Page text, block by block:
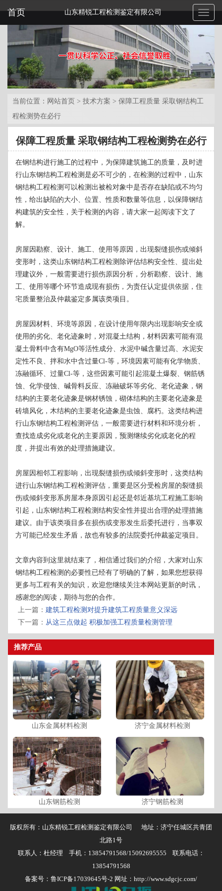
Toggle
首页 山东精锐工程检测鉴定有限公司
当前位置： 网站首页 > 技术方案 > 保障工程质量 采取钢结构工
程检测势在必行
保障工程质量 采取钢结构工程检测势在必行
在钢结构进行施工的过程中，为保障建筑施工的质量，及时进
行山东钢结构工程检测是必不可少的，在检测的过程中，山东
钢结构工程检测可以检测出被检对象中是否存在缺陷或不均匀
性，给出缺陷的大小、位置、性质和数量等信息，以保障钢结
构建筑的安全性，关于检测的内容，请大家一起阅读下文了
解。
房屋因勘察、设计、施工、使用等原因，出现裂缝损伤或倾斜
变形时，这类山东钢结构工程检测除评估结构安全性、提出处
理建议外，一般需要进行损伤原因分析，分析勘察、设计、施
工、使用等哪个环节造成现有损伤，为责任认定提供依据，住
宅质量整治及仲裁鉴定多属该类项目。
房屋因材料、环境等原因，在设计使用年限内出现影响安全或
使用的劣化、老化迹象时，对混凝土结构，材料因素可能有混
凝土骨料中含有MgO等活性成分、水泥中碱含量过高、水泥安
定性不良、拌和水中含过量Cl-等，环境因素可能有化学物质、
冻融循环、过量Cl-等，这些因素可能引起混凝土爆裂、钢筋锈
蚀、化学侵蚀、碱骨料反应、冻融破坏等劣化、老化迹象，钢
结构的主要老化迹象是钢材锈蚀，砌体结构的主要老化迹象是
砖墙风化，木结构的主要老化迹象是虫蚀、腐朽。这类结构进
行山东钢结构工程检测评估，一般需要进行材料和环境分析，
查找造成劣化或老化的主要原因，预测继续劣化或老化的程
度，并提出有效的处理措施建议。
房屋因相邻工程影响，出现裂缝损伤或倾斜变形时，这类结构
进行山东钢结构工程检测评估，重要是区分受检房屋的裂缝损
伤或倾斜变形系房屋本身原因引起还是邻近基坑工程施工影响
引起，山东钢结构工程检测结构安全性并提出合理的处理措施
建议。由于该类项目多在损伤或变形发生后委托进行，当事双
方可能已经发生矛盾，故也有较多的法院委托仲裁鉴定项目。
文章内容到这里就结束了，相信通过我们的介绍，大家对山东
钢结构工程检测的必要性已经有了明确的了解，如果您想获得
更多与工程有关的知识，欢迎您继续关注本网站更新的时讯，
感谢您的阅读，期待与您的合作。
上一篇： 建筑工程检测对提升建筑工程质量意义深远
下一篇： 从这三点做起 积极加强工程质量检测管理
推荐产品
山东金属材料检测 济宁金属材料检测
山东钢筋检测 济宁钢筋检测
版权所有：山东精锐工程检测鉴定有限公司 地址：济宁任城区共青团
北路1号
联系人：杜经理 手机：13854791568/15092695555 联系电话：
13854791568
备案号： 鲁ICP备17039645号-2 网址：http://www.sdgcjc.com/